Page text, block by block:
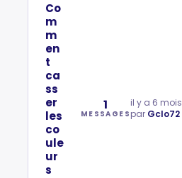
Co
m
m
en
t
ca
ss
er
les
co
ule
ur
s
1
MESSAGES
il y a 6 mois
par Gclo72